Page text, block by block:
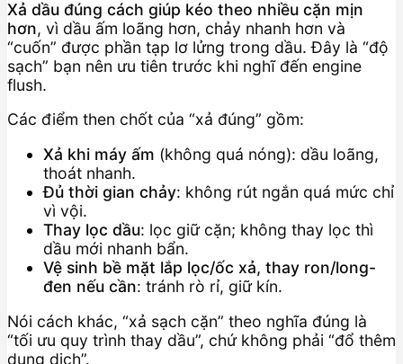
Xả dầu đúng cách giúp kéo theo nhiều cặn mịn
hơn, vì dầu ấm loãng hơn, chảy nhanh hơn và
“cuốn” được phần tạp lơ lửng trong dầu. Đây là “độ
sạch” bạn nên ưu tiên trước khi nghĩ đến engine
flush.
Các điểm then chốt của “xả đúng” gồm:
Xả khi máy ấm (không quá nóng): dầu loãng,
thoát nhanh.
Đủ thời gian chảy: không rút ngắn quá mức chỉ
vì vội.
Thay lọc dầu: lọc giữ cặn; không thay lọc thì
dầu mới nhanh bẩn.
Vệ sinh bề mặt lắp lọc/ốc xả, thay ron/long-
đen nếu cần: tránh rò rỉ, giữ kín.
Nói cách khác, “xả sạch cặn” theo nghĩa đúng là
“tối ưu quy trình thay dầu”, chứ không phải “đổ thêm
dung dịch”.